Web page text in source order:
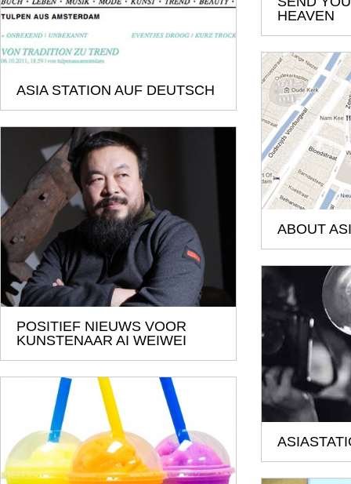
HEAVEN
ASIA STATION AUF DEUTSCH
ABOUT
POSITIEF NIEUWS VOOR
KUNSTENAAR AI WEIWEI